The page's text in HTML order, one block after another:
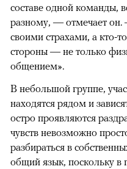
составе одной команды,
разному, — отмечает он.
своими страхами, а кто-
стороны — не только
общением».
В небольшой группе,
находятся рядом и
остро проявляются
чувств невозможно
разбираться в
общий язык, поскольку в